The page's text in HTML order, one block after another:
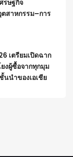
รษฐกิจ
ตสาหกรรม–การ
เตรียมเปิดฉาก
งผู้ซื้อจากทุกมุม
นนำของเอเชีย